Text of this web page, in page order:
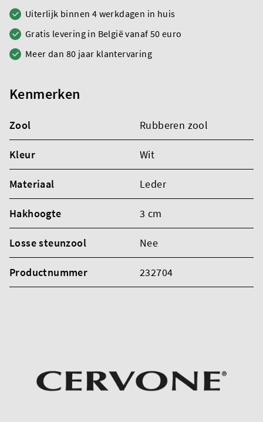
Uiterlijk binnen 4 werkdagen in huis
Gratis levering in België vanaf 50 euro
Meer dan 80 jaar klantervaring
Kenmerken
Zool Rubberen zool
Kleur Wit
Materiaal Leder
Hakhoogte 3 cm
Losse steunzool Nee
Productnummer 232704